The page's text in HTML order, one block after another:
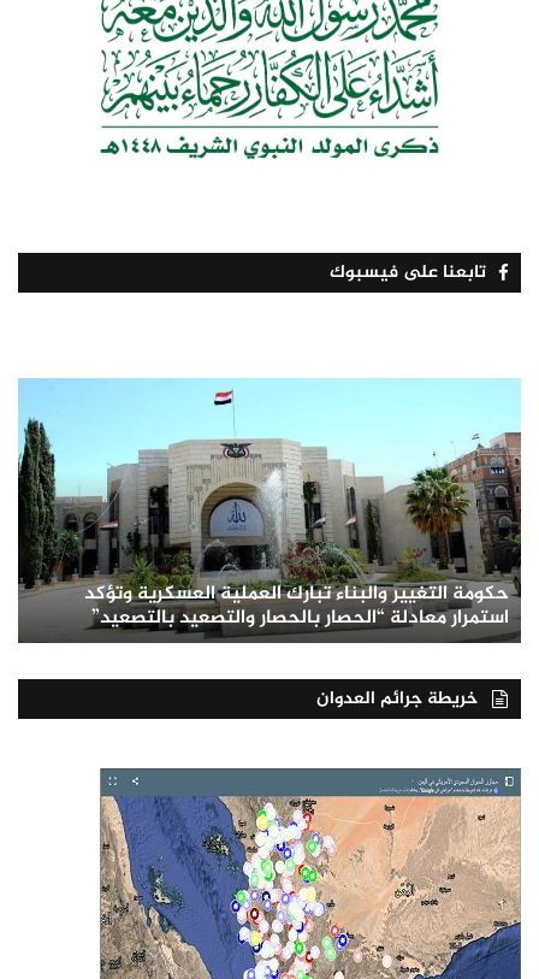
تابعنا على فيسبوك
حكومة التغيير والبناء تبارك العملية العسكرية وتؤكد
استمرار معادلة “الحصار بالحصار والتصعيد بالتصعيد”
خريطة جرائم العدوان